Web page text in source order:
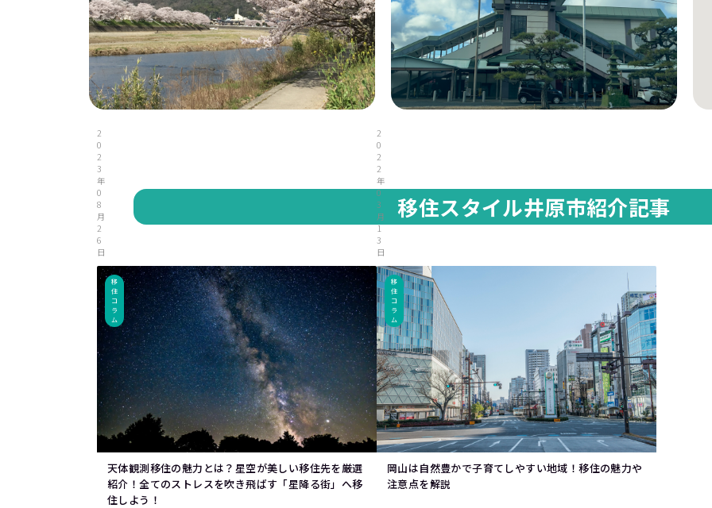
移住スタイル井原市紹介記事
移
住
コ
ラ
ム
天体観測移住の魅力とは？星空が美しい移住先を厳選
紹介！全てのストレスを吹き飛ばす「星降る街」へ移
住しよう！
2
0
2
3
年
0
8
月
2
6
日
移
住
コ
ラ
ム
岡山は自然豊かで子育てしやすい地域！移住の魅力や
注意点を解説
2
0
2
2
年
0
3
月
1
3
日